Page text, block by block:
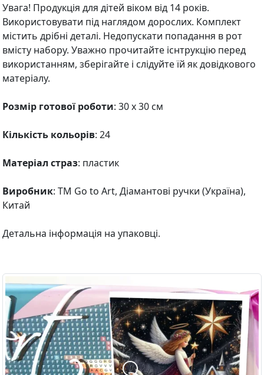
Увага! Продукція для дітей віком від 14 років.
Використовувати під наглядом дорослих. Комплект
містить дрібні деталі. Недопускати попадання в рот
вмісту набору. Уважно прочитайте існтрукцію перед
використанням, зберігайте і слідуйте їй як довідкового
матеріалу.
Розмір готової роботи: 30 х 30 см
Кількість кольорів: 24
Матеріал страз: пластик
Виробник: ТМ Go to Art, Діамантові ручки (Україна),
Китай
Детальна інформація на упаковці.